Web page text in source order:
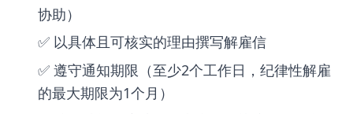
协助）
✅ 以具体且可核实的理由撰写解雇信
✅ 遵守通知期限（至少2个工作日，纪律性解雇
的最大期限为1个月）